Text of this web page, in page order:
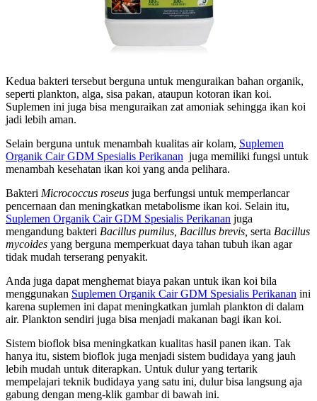
Kedua bakteri tersebut berguna untuk menguraikan bahan organik,
seperti plankton, alga, sisa pakan, ataupun kotoran ikan koi.
Suplemen ini juga bisa menguraikan zat amoniak sehingga ikan koi
jadi lebih aman.
Selain berguna untuk menambah kualitas air kolam, Suplemen
Organik Cair GDM Spesialis Perikanan juga memiliki fungsi untuk
menambah kesehatan ikan koi yang anda pelihara.
Bakteri Micrococcus roseus juga berfungsi untuk memperlancar
pencernaan dan meningkatkan metabolisme ikan koi. Selain itu,
Suplemen Organik Cair GDM Spesialis Perikanan juga
mengandung bakteri Bacillus pumilus, Bacillus brevis, serta Bacillus
mycoides yang berguna memperkuat daya tahan tubuh ikan agar
tidak mudah terserang penyakit.
Anda juga dapat menghemat biaya pakan untuk ikan koi bila
menggunakan Suplemen Organik Cair GDM Spesialis Perikanan ini
karena suplemen ini dapat meningkatkan jumlah plankton di dalam
air. Plankton sendiri juga bisa menjadi makanan bagi ikan koi.
Sistem bioflok bisa meningkatkan kualitas hasil panen ikan. Tak
hanya itu, sistem bioflok juga menjadi sistem budidaya yang jauh
lebih mudah untuk diterapkan. Untuk dulur yang tertarik
mempelajari teknik budidaya yang satu ini, dulur bisa langsung aja
gabung dengan meng-klik gambar di bawah ini.